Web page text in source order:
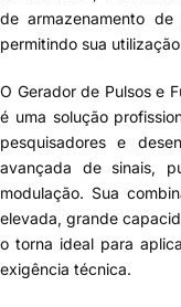
de armazenamento
permitindo sua
O Gerador de Pulsos e
é uma solução
pesquisadores e
avançada de sinais,
modulação. Sua
elevada, grande
o torna ideal para
exigência técnica.